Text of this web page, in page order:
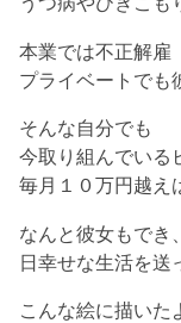
本業では不正解雇
プライベートでも
そんな自分でも
今取り組んでいる
毎月１０万円越え
なんと彼女もでき
日幸せな生活を送
こんな絵に描いた